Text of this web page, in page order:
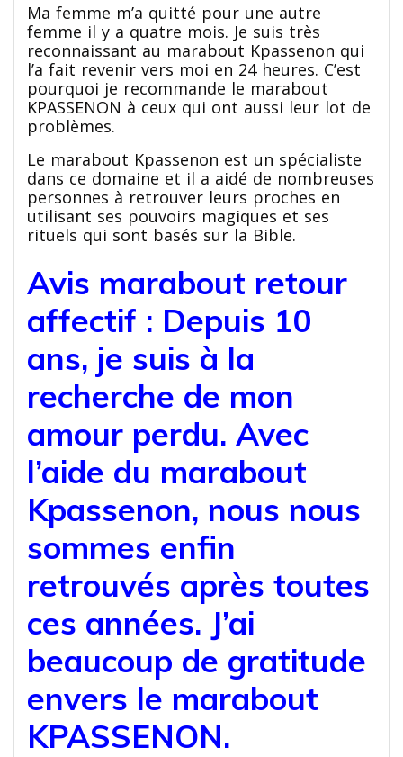
Ma femme m’a quitté pour une autre
femme il y a quatre mois. Je suis très
reconnaissant au marabout Kpassenon qui
l’a fait revenir vers moi en 24 heures. C’est
pourquoi je recommande le marabout
KPASSENON à ceux qui ont aussi leur lot de
problèmes.
Le marabout Kpassenon est un spécialiste
dans ce domaine et il a aidé de nombreuses
personnes à retrouver leurs proches en
utilisant ses pouvoirs magiques et ses
rituels qui sont basés sur la Bible.
Avis marabout retour
affectif : Depuis 10
ans, je suis à la
recherche de mon
amour perdu. Avec
l’aide du marabout
Kpassenon, nous nous
sommes enfin
retrouvés après toutes
ces années. J’ai
beaucoup de gratitude
envers le marabout
KPASSENON.